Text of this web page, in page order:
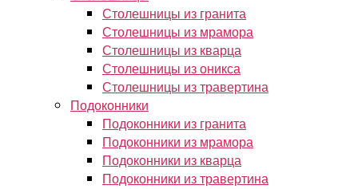
Столешницы из гранита
Столешницы из мрамора
Столешницы из кварца
Столешницы из оникса
Столешницы из травертина
Подоконники
Подоконники из гранита
Подоконники из мрамора
Подоконники из кварца
Подоконники из травертина